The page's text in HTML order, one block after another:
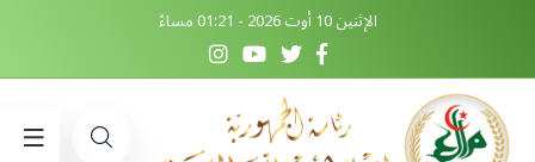
الإثنين 10 أوت 2026 - 01:21 مساءً